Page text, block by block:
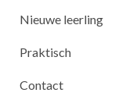
Nieuwe leerling
Praktisch
Contact